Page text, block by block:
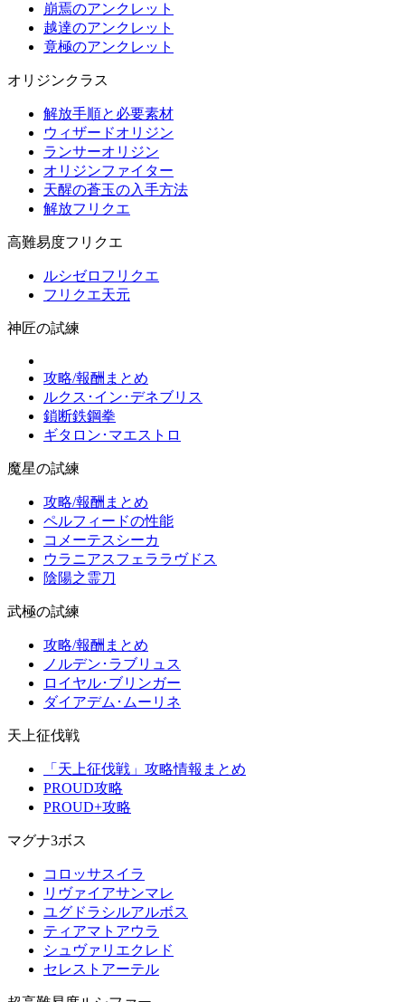
崩焉のアンクレット
越達のアンクレット
竟極のアンクレット
オリジンクラス
解放手順と必要素材
ウィザードオリジン
ランサーオリジン
オリジンファイター
天醒の蒼玉の入手方法
解放フリクエ
高難易度フリクエ
ルシゼロフリクエ
フリクエ天元
神匠の試練
攻略/報酬まとめ
ルクス･イン･デネブリス
鎖断鉄鋼拳
ギタロン･マエストロ
魔星の試練
攻略/報酬まとめ
ペルフィードの性能
コメーテスシーカ
ウラニアスフェララヴドス
陰陽之霊刀
武極の試練
攻略/報酬まとめ
ノルデン･ラブリュス
ロイヤル･ブリンガー
ダイアデム･ムーリネ
天上征伐戦
「天上征伐戦」攻略情報まとめ
PROUD攻略
PROUD+攻略
マグナ3ボス
コロッサスイラ
リヴァイアサンマレ
ユグドラシルアルボス
ティアマトアウラ
シュヴァリエクレド
セレストアーテル